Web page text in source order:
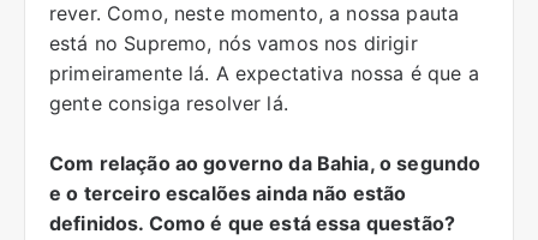
rever. Como, neste momento, a nossa pauta
está no Supremo, nós vamos nos dirigir
primeiramente lá. A expectativa nossa é que a
gente consiga resolver lá.
Com relação ao governo da Bahia, o segundo
e o terceiro escalões ainda não estão
definidos. Como é que está essa questão?